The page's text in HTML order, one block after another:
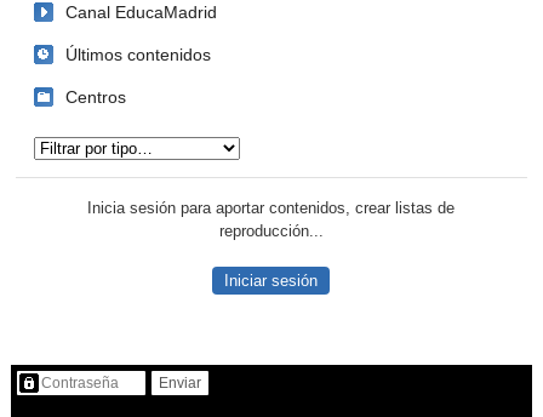
Canal EducaMadrid
Últimos contenidos
Centros
Inicia sesión para aportar contenidos, crear listas de
reproducción...
Iniciar sesión
Contenido protegido…